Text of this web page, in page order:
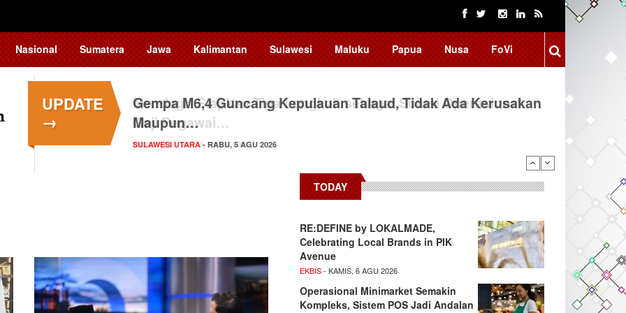
Nasional Sumatera Jawa Kalimantan Sulawesi Maluku Papua Nusa FoVi
UPDATE
→
Gempa M6,4 Guncang Kepulauan Talaud, Tidak Ada Kerusakan
Maupun…
SULAWESI UTARA- RABU, 5 AGU 2026
TODAY
RE:DEFINE by LOKALMADE,
Celebrating Local Brands in PIK
Avenue
EKBIS- KAMIS, 6 AGU 2026
Operasional Minimarket Semakin
Kompleks, Sistem POS Jadi Andalan